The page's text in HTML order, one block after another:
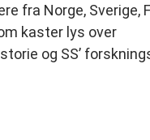
fra Norge, Sverige,
kaster lys over
og SS’